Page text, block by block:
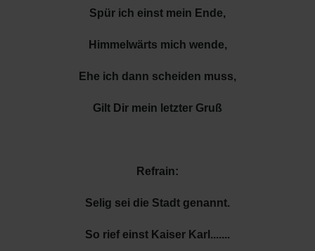
Spür ich einst mein Ende,
Himmelwärts mich wende,
Ehe ich dann scheiden muss,
Gilt Dir mein letzter Gruß
Refrain:
Selig sei die Stadt genannt.
So rief einst Kaiser Karl.......